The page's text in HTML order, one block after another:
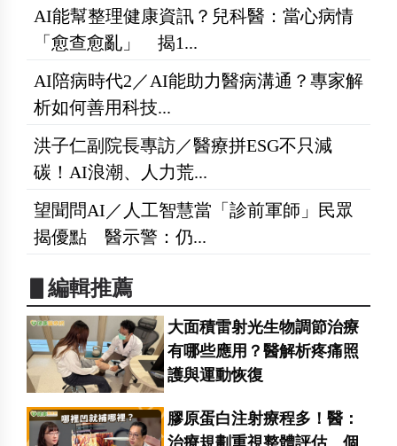
AI能幫整理健康資訊？兒科醫：當心病情
「愈查愈亂」 揭1...
AI陪病時代2／AI能助力醫病溝通？專家解
析如何善用科技...
洪子仁副院長專訪／醫療拼ESG不只減
碳！AI浪潮、人力荒...
望聞問AI／人工智慧當「診前軍師」民眾
揭優點 醫示警：仍...
▋編輯推薦
大面積雷射光生物調節治療
有哪些應用？醫解析疼痛照
護與運動恢復
膠原蛋白注射療程多！醫：
治療規劃重視整體評估 個